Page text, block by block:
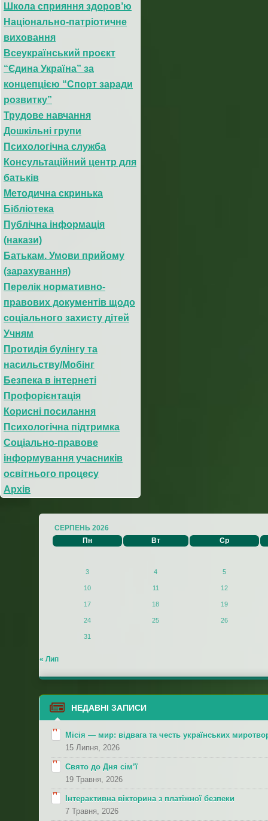
Школа сприяння здоров’ю
Національно-патріотичне
виховання
Всеукраїнський проєкт
“Єдина Україна” за
концепцією “Спорт заради
розвитку”
Трудове навчання
Дошкільні групи
Психологічна служба
Консультаційний центр для
батьків
Методична скринька
Бібліотека
Публічна інформація
(накази)
Батькам. Умови прийому
(зарахування)
Перелік нормативно-
правових документів щодо
соціального захисту дітей
Учням
Протидія булінгу та
насильству/Мобінг
Безпека в інтернеті
Профорієнтація
Корисні посилання
Психологічна підтримка
Соціально-правове
інформування учасників
освітнього процесу
Архів
СЕРПЕНЬ 2026
Пн
Вт Ср
3 4 5
10 11 12
17 18 19
24 25 26
31
« Лип
НЕДАВНІ ЗАПИСИ
Місія — мир: відвага та честь українських
15 Липня, 2026
Свято до Дня сім’ї
19 Травня, 2026
Інтерактивна вікторина з платіжної безпеки
7 Травня, 2026